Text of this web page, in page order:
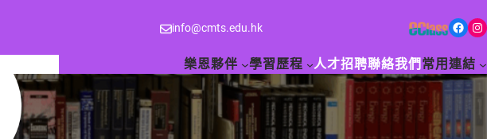
info@cmts.edu.hk Facebook Instagram
樂恩夥伴 學習歷程 人才招聘聯絡我們 常用連結